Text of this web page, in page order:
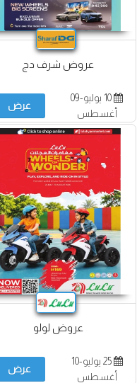
عروض شرف دج
10 يوليو-09
أغسطس
عرض
عروض لولو
25 يوليو-10
أغسطس
عرض